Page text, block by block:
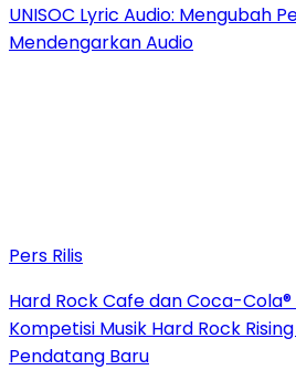
UNISOC Lyric Audio: Mengubah
Mendengarkan Audio
Pers Rilis
Hard Rock Cafe dan Coca-
Kompetisi Musik Hard Rock
Pendatang Baru